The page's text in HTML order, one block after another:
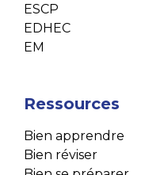
ESCP
EDHEC
EM
Ressources
Bien apprendre
Bien réviser